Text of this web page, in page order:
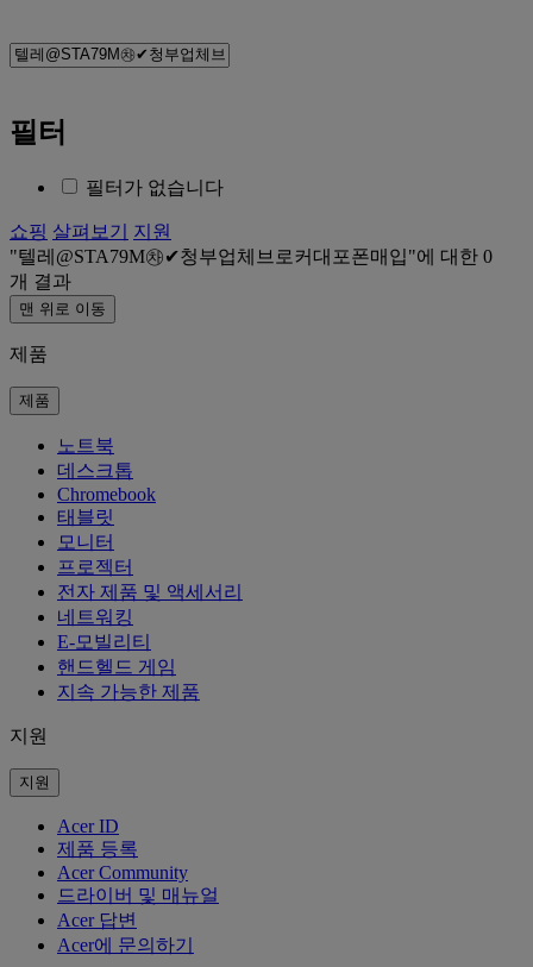
필터
필터가 없습니다
쇼핑 살펴보기
지원
텔레@STA79M㉷✔청부업체브로커대포폰매입 에 대한 0
개 결과
맨 위로 이동
제품
제품
노트북
데스크톱
Chromebook
태블릿
모니터
프로젝터
전자 제품 및 액세서리
네트워킹
E-모빌리티
핸드헬드 게임
지속 가능한 제품
지원
지원
Acer ID
제품 등록
Acer Community
드라이버 및 매뉴얼
Acer 답변
Acer에 문의하기